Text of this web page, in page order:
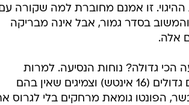
זו אמנם מחוברת למה שקורה
בסדר גמור, אבל אינה מבריקה
אלה.
הכי גדולה? נוחות הנסיעה. למרות
חישוקים גדולים (16 אינטש) וצמיגים שאין בהם
הפונטו גומאת מרחקים בלי לגרוס